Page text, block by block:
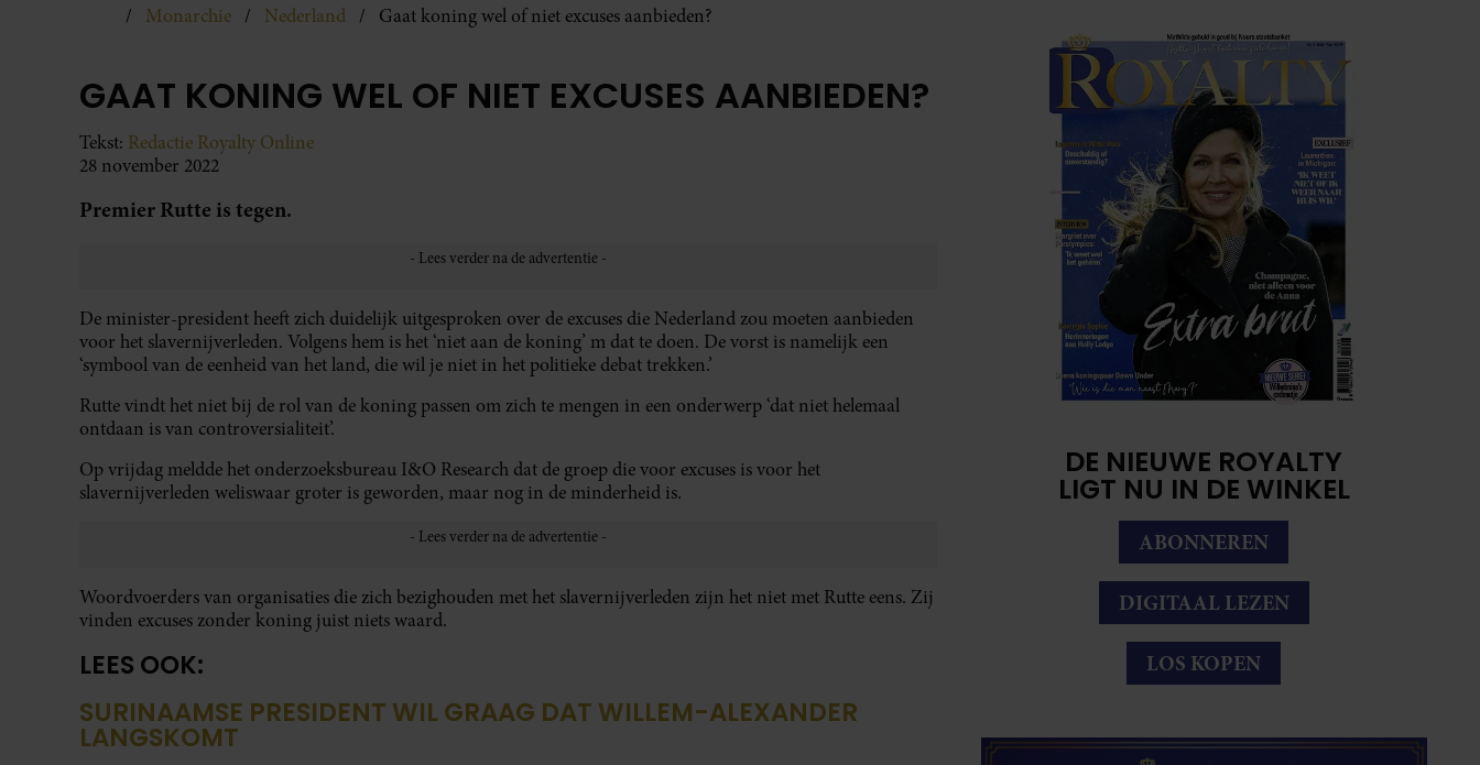
Monarchie Nederland Gaat koning wel of niet excuses aanbieden?
GAAT KONING WEL OF NIET EXCUSES AANBIEDEN?
Tekst: Redactie Royalty Online
28 november 2022
Premier Rutte is tegen.
De minister-president heeft zich duidelijk uitgesproken over de excuses die Nederland zou moeten aanbieden
voor het slavernijverleden. Volgens hem is het ‘niet aan de koning’ m dat te doen. De vorst is namelijk een
‘symbool van de eenheid van het land, die wil je niet in het politieke debat trekken.’
Rutte vindt het niet bij de rol van de koning passen om zich te mengen in een onderwerp ‘dat niet helemaal
ontdaan is van controversialiteit’.
Op vrijdag meldde het onderzoeksbureau I&O Research dat de groep die voor excuses is voor het
slavernijverleden weliswaar groter is geworden, maar nog in de minderheid is.
Woordvoerders van organisaties die zich bezighouden met het slavernijverleden zijn het niet met Rutte eens. Zij
vinden excuses zonder koning juist niets waard.
LEES OOK:
SURINAAMSE PRESIDENT WIL GRAAG DAT WILLEM-ALEXANDER
LANGSKOMT
DE NIEUWE ROYALTY
LIGT NU IN DE WINKEL
ABONNEREN
DIGITAAL LEZEN
LOS KOPEN